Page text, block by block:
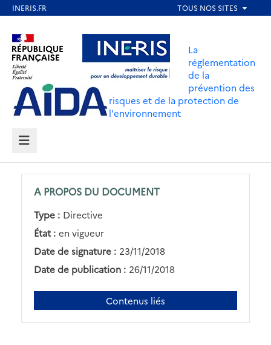
contenu
principal
Aller au contenu Aller au menu
Aller au pied de page
La
réglementation
de la
prévention des
risques et de la protection de
l'environnement
MENU
A PROPOS DU DOCUMENT
Type : Directive
État : en vigueur
Date de signature : 23/11/2018
Date de publication : 26/11/2018
Contenus liés